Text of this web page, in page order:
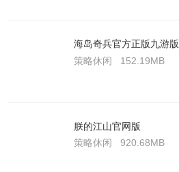
海岛奇兵官方正版九游版
策略休闲
152.19MB
朕的江山官网版
策略休闲
920.68MB